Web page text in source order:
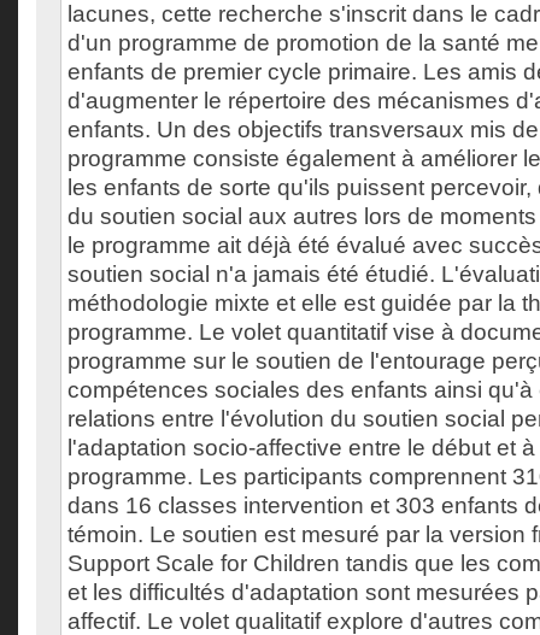
lacunes, cette recherche s'inscrit dans le
d'un programme de promotion de la santé
enfants de premier cycle primaire. Les amis
d'augmenter le répertoire des mécanismes
enfants. Un des objectifs transversaux mis
programme consiste également à améliorer
les enfants de sorte qu'ils puissent percevoir,
du soutien social aux autres lors de
le programme ait déjà été évalué avec
soutien social n'a jamais été étudié.
méthodologie mixte et elle est guidée par la
programme. Le volet quantitatif vise à
programme sur le soutien de l'entourage
compétences sociales des enfants ainsi qu'à
relations entre l'évolution du soutien social
l'adaptation socio-affective entre le début et
programme. Les participants comprennent
dans 16 classes intervention et 303 enfants
témoin. Le soutien est mesuré par la version
Support Scale for Children tandis que les
et les difficultés d'adaptation sont mesurées
affectif. Le volet qualitatif explore d'autres